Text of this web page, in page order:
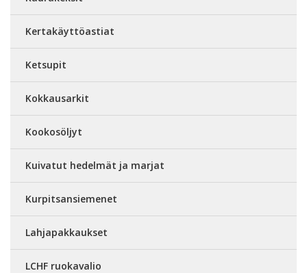
Kertakäyttöastiat
Ketsupit
Kokkausarkit
Kookosöljyt
Kuivatut hedelmät ja marjat
Kurpitsansiemenet
Lahjapakkaukset
LCHF ruokavalio